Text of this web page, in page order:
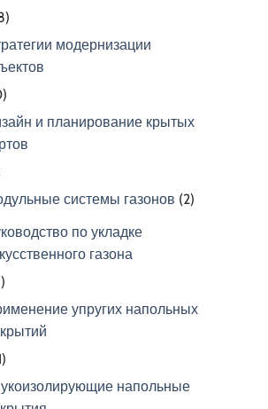
модернизации
и планирование крытых
системы газонов (2)
по укладке
газона
упругих напольных
напольные